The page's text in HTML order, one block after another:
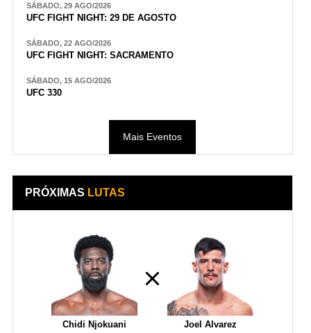
SÁBADO, 29 AGO/2026
UFC FIGHT NIGHT: 29 DE AGOSTO
SÁBADO, 22 AGO/2026
UFC FIGHT NIGHT: SACRAMENTO
SÁBADO, 15 AGO/2026
UFC 330
Mais Eventos
PRÓXIMAS LUTAS
Chidi Njokuani Joel Alvarez